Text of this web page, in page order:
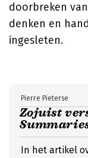
doorbreken
denken en
ingesleten.
Zojuist
Pierre Pieterse
In het artikel